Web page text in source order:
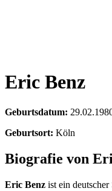
Eric Benz
Geburtsdatum:
Geburtsort: Köln
Biografie von
Eric Benz ist ein deutscher